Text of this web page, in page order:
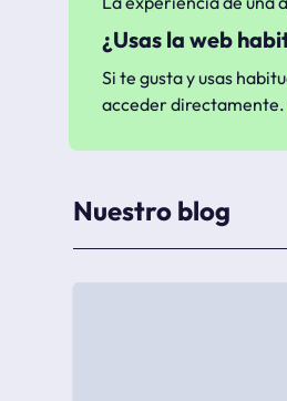
¿Usas la web
Si te gusta y usas
acceder directamente.
Nuestro blog